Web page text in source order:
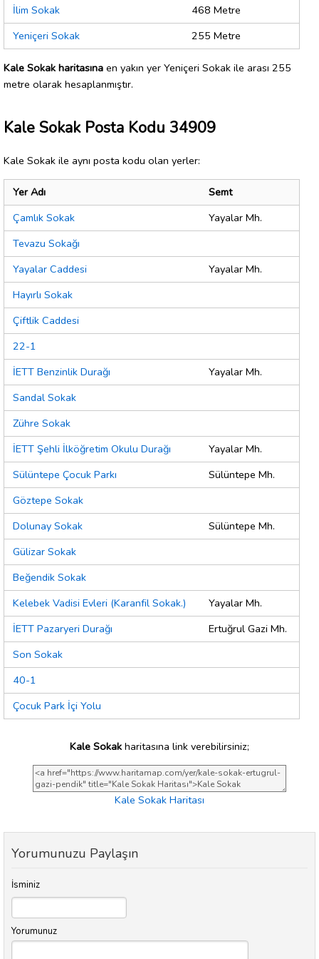
İlim Sokak
468 Metre
Yeniçeri Sokak
255 Metre
Kale Sokak haritasına en yakın yer Yeniçeri Sokak ile arası 255
metre olarak hesaplanmıştır.
Kale Sokak Posta Kodu 34909
Kale Sokak ile aynı posta kodu olan yerler:
Yer Adı
Semt
Çamlık Sokak
Yayalar Mh.
Tevazu Sokağı
Yayalar Caddesi
Yayalar Mh.
Hayırlı Sokak
Çiftlik Caddesi
22-1
İETT Benzinlik Durağı
Yayalar Mh.
Sandal Sokak
Zühre Sokak
İETT Şehli İlköğretim Okulu Durağı
Yayalar Mh.
Sülüntepe Çocuk Parkı
Sülüntepe Mh.
Göztepe Sokak
Dolunay Sokak
Sülüntepe Mh.
Gülizar Sokak
Beğendik Sokak
Kelebek Vadisi Evleri (Karanfil Sokak.)
Yayalar Mh.
İETT Pazaryeri Durağı
Ertuğrul Gazi Mh.
Son Sokak
40-1
Çocuk Park İçi Yolu
Kale Sokak haritasına link verebilirsiniz;
Kale Sokak Haritası
Yorumunuzu Paylaşın
İsminiz
Yorumunuz